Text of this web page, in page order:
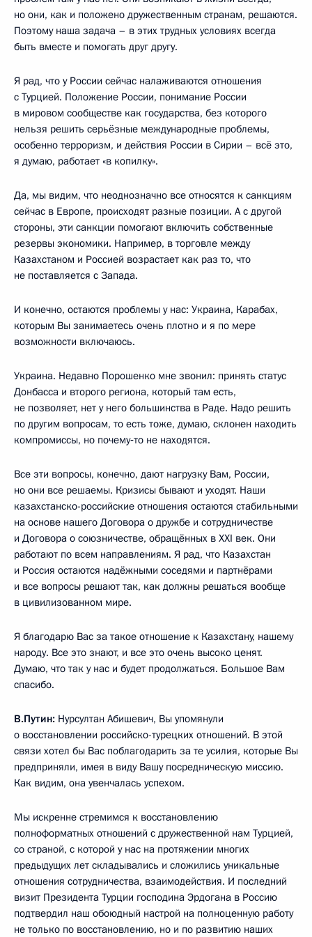
но они, как и положено дружественным странам, решаются.
Поэтому наша задача – в этих трудных условиях всегда
быть вместе и помогать друг другу.
Я рад, что у России сейчас налаживаются отношения
с Турцией. Положение России, понимание России
в мировом сообществе как государства, без которого
нельзя решить серьёзные международные проблемы,
особенно терроризм, и действия России в Сирии – всё это,
я думаю, работает «в копилку».
Да, мы видим, что неоднозначно все относятся к санкциям
сейчас в Европе, происходят разные позиции. А с другой
стороны, эти санкции помогают включить собственные
резервы экономики. Например, в торговле между
Казахстаном и Россией возрастает как раз то, что
не поставляется с Запада.
И конечно, остаются проблемы у нас: Украина, Карабах,
которым Вы занимаетесь очень плотно и я по мере
возможности включаюсь.
Украина. Недавно Порошенко мне звонил: принять статус
Донбасса и второго региона, который там есть,
не позволяет, нет у него большинства в Раде. Надо решить
по другим вопросам, то есть тоже, думаю, склонен находить
компромиссы, но почему‑то не находятся.
Все эти вопросы, конечно, дают нагрузку Вам, России,
но они все решаемы. Кризисы бывают и уходят. Наши
казахстанско-российские отношения остаются стабильными
на основе нашего Договора о дружбе и сотрудничестве
и Договора о союзничестве, обращённых в XXI век. Они
работают по всем направлениям. Я рад, что Казахстан
и Россия остаются надёжными соседями и партнёрами
и все вопросы решают так, как должны решаться вообще
в цивилизованном мире.
Я благодарю Вас за такое отношение к Казахстану, нашему
народу. Все это знают, и все это очень высоко ценят.
Думаю, что так у нас и будет продолжаться. Большое Вам
спасибо.
В.Путин: Нурсултан Абишевич, Вы упомянули
о восстановлении российско-турецких отношений. В этой
связи хотел бы Вас поблагодарить за те усилия, которые Вы
предприняли, имея в виду Вашу посредническую миссию.
Как видим, она увенчалась успехом.
Мы искренне стремимся к восстановлению
полноформатных отношений с дружественной нам Турцией,
со страной, с которой у нас на протяжении многих
предыдущих лет складывались и сложились уникальные
отношения сотрудничества, взаимодействия. И последний
визит Президента Турции господина Эрдогана в Россию
подтвердил наш обоюдный настрой на полноценную работу
не только по восстановлению, но и по развитию наших